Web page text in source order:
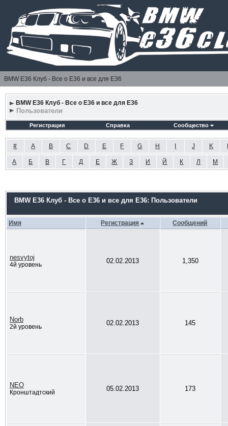
BMW E36 Клуб - Все о Е36 и все для Е36
BMW E36 Клуб - Все о Е36 и все для Е36
Пользователи
Регистрация Справка Сообщество
# A B C D E F G H J K
А Б В Г Д Е Ж З И Й К Л М
BMW E36 Клуб - Все о Е36 и все для Е36: Пользователи
Имя Регистрация Сообщений
nesvytoj
4й уровень 02.02.2013 1,350
Norb
2й уровень 02.02.2013 145
NEO
Кронштадтский 05.02.2013 173